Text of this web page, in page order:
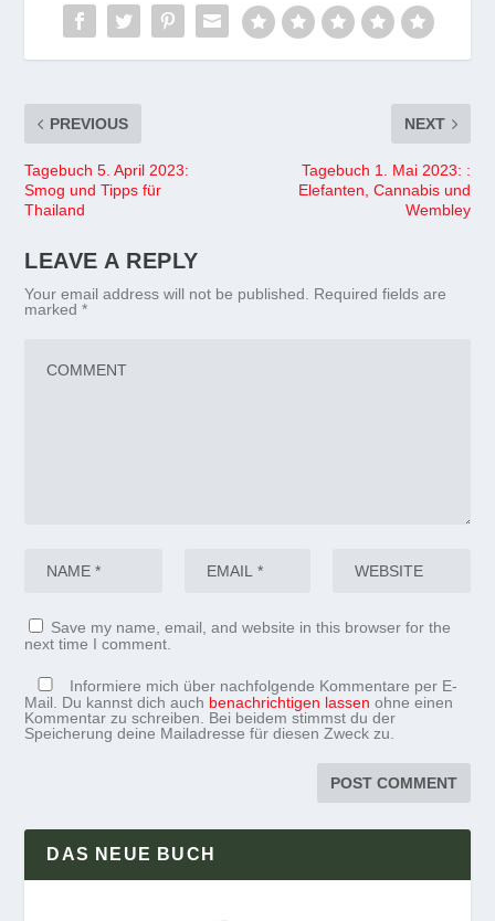
PREVIOUS
Tagebuch 5. April 2023:
Smog und Tipps für
Thailand
NEXT
Tagebuch 1. Mai 2023: :
Elefanten, Cannabis und
Wembley
LEAVE A REPLY
Your email address will not be published. Required fields are
marked*
Save my name, email, and website in this browser for the
next time I comment.
Informiere mich über nachfolgende Kommentare per E-
Mail. Du kannst dich auch benachrichtigen lassen ohne einen
Kommentar zu schreiben. Bei beidem stimmst du der
Speicherung deine Mailadresse für diesen Zweck zu.
DAS NEUE BUCH